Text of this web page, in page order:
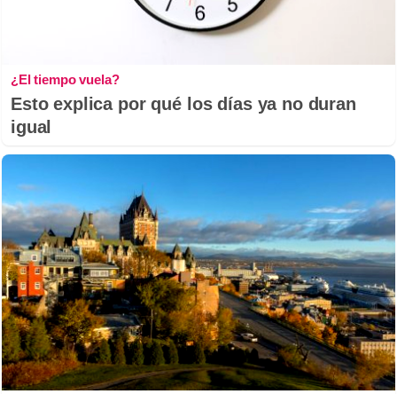
¿El tiempo vuela?
Esto explica por qué los días ya no duran
igual